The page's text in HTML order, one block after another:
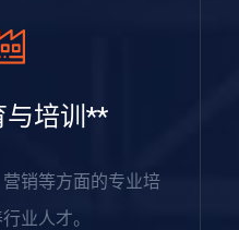
与培训**
销等方面的专业培
业人才。